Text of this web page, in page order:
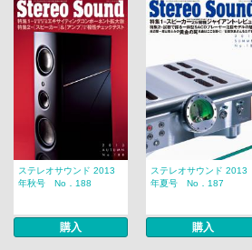
ステレオサウンド 2013
年秋号 No．188
購入
ステレオサウンド 2013
年夏号 No．187
購入